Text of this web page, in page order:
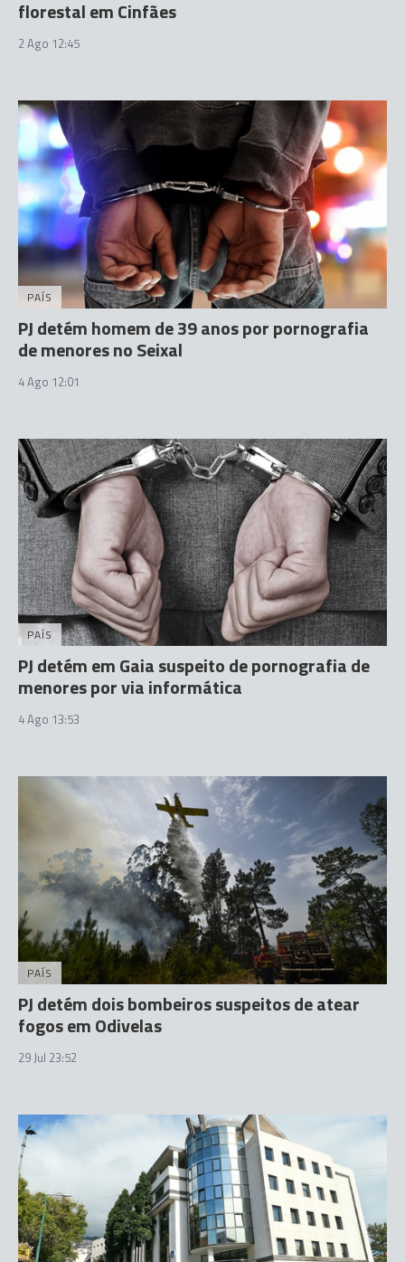
florestal em Cinfães
2 Ago 12:45
PAÍS
PJ detém homem de 39 anos por pornografia
de menores no Seixal
4 Ago 12:01
PAÍS
PJ detém em Gaia suspeito de pornografia de
menores por via informática
4 Ago 13:53
PAÍS
PJ detém dois bombeiros suspeitos de atear
fogos em Odivelas
29 Jul 23:52